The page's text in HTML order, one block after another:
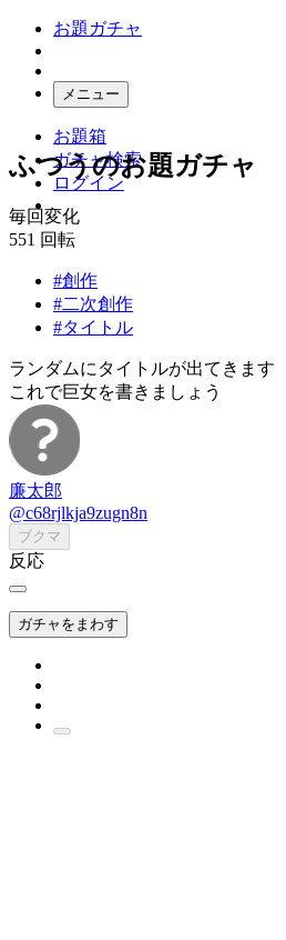
お題ガチャ
メニュー
お題箱
ガチャ検索
ログイン
ふつうのお題ガチャ
毎回変化
551 回転
#創作
#二次創作
#タイトル
ランダムにタイトルが出てきます
これで巨女を書きましょう
廉太郎
@c68rjlkja9zugn8n
ブクマ
反応
ガチャをまわす